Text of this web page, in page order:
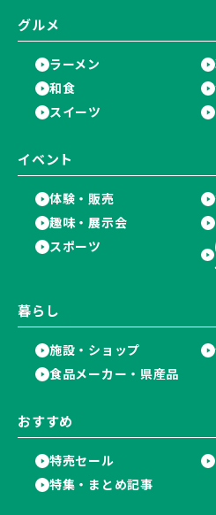
グルメ
ラーメン
和食
スイーツ
イベント
体験・販売
趣味・展示会
スポーツ
暮らし
施設・ショップ
食品メーカー・県産品
おすすめ
特売セール
特集・まとめ記事